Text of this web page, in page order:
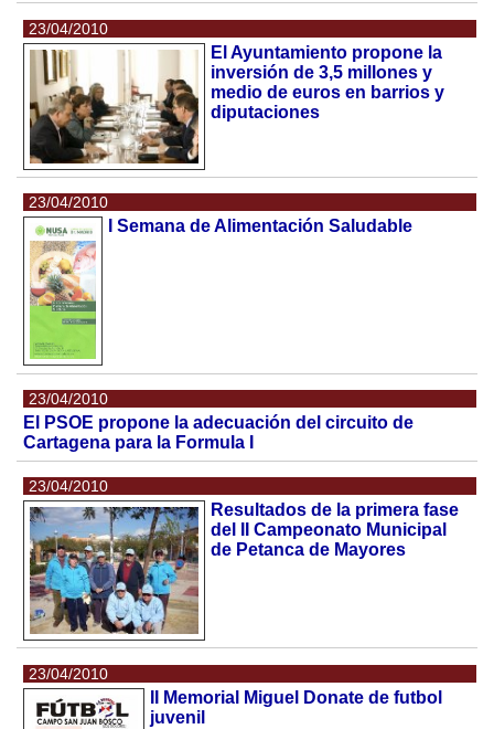
23/04/2010
El Ayuntamiento propone la
inversión de 3,5 millones y
medio de euros en barrios y
diputaciones
23/04/2010
I Semana de Alimentación Saludable
23/04/2010
El PSOE propone la adecuación del circuito de
Cartagena para la Formula I
23/04/2010
Resultados de la primera fase
del II Campeonato Municipal
de Petanca de Mayores
23/04/2010
II Memorial Miguel Donate de futbol
juvenil